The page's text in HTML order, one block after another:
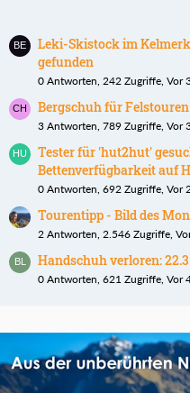
Leki-Skistock im
gefunden
0 Antworten, 242 Zugriffe, Vor
Bergschuh für
3 Antworten, 789 Zugriffe, Vor
Tester für 'hut2hut'
Bettenverfügbarkeit auf
0 Antworten, 692 Zugriffe, Vor
Tourentipp - Bild des
2 Antworten, 2.546 Zugriffe,
Handschuh verloren:
0 Antworten, 621 Zugriffe, Vor